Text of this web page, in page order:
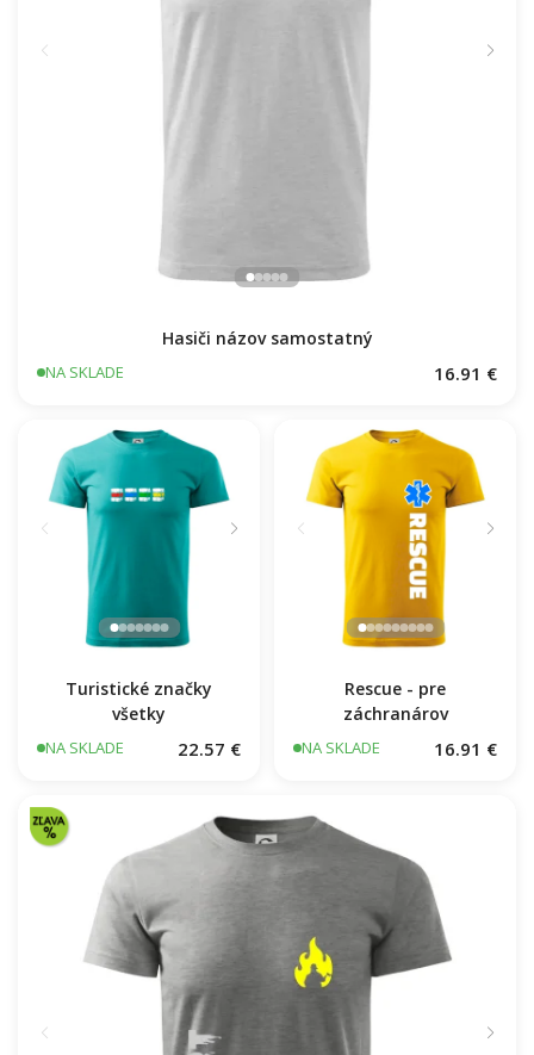
Hasiči názov samostatný
NA SKLADE 16.91 €
Turistické značky
všetky
NA SKLADE 22.57 €
Rescue - pre
záchranárov
NA SKLADE 16.91 €